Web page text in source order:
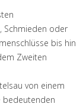
Schmieden oder
bis hin
Zweiten
von einem
bedeutenden